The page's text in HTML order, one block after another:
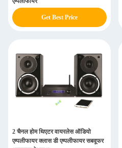
Get Best Price
2 चैनल होम थिएटर वायरलेस ऑडियो
एम्पलीफायर क्लास डी एम्पलीफायर सबवूफर